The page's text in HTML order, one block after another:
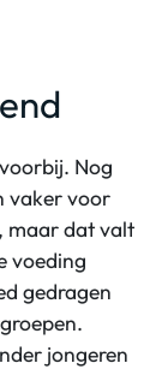
Nog
vaker voor
maar dat valt
voeding
gedragen
jongeren